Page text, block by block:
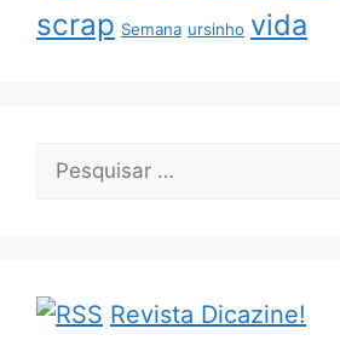
scrap Semana ursinho vida
Pesquisar
Revista Dicazine!